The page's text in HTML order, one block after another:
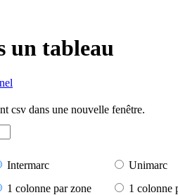
un tableau
csv dans une nouvelle fenêtre.
Intermarc
Unimarc
1 colonne par zone
1 colonne